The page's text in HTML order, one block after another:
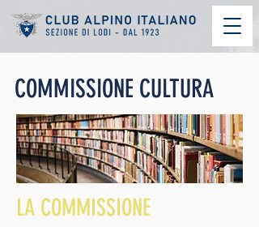
COMMISSIONE CULTURA
LA COMMISSIONE